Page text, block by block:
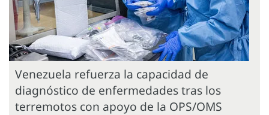
Venezuela refuerza la capacidad de
diagnóstico de enfermedades tras los
terremotos con apoyo de la OPS/OMS